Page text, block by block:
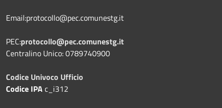
Email:protocollo@pec.comunestg.it
PEC:protocollo@pec.comunestg.it
Centralino Unico: 0789740900
Codice Univoco Ufficio
Codice IPAc_i312